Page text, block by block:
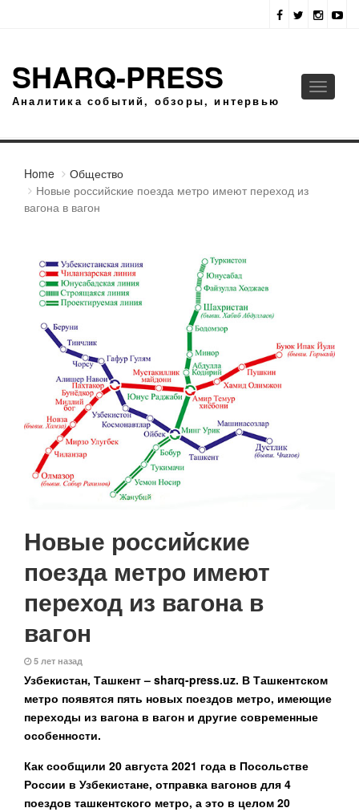
SHARQ-PRESS
Аналитика событий, обзоры, интервью
Toggle
Home
Общество
Новые российские поезда метро имеют переход из
вагона в вагон
Новые российские
поезда метро имеют
переход из вагона в
вагон
5 лет назад
Узбекистан, Ташкент – sharq-press.uz. В Ташкентском
метро появятся пять новых поездов метро, имеющие
переходы из вагона в вагон и другие современные
особенности.
Как сообщили 20 августа 2021 года в Посольстве
России в Узбекистане, отправка вагонов для 4
поездов ташкентского метро, а это в целом 20